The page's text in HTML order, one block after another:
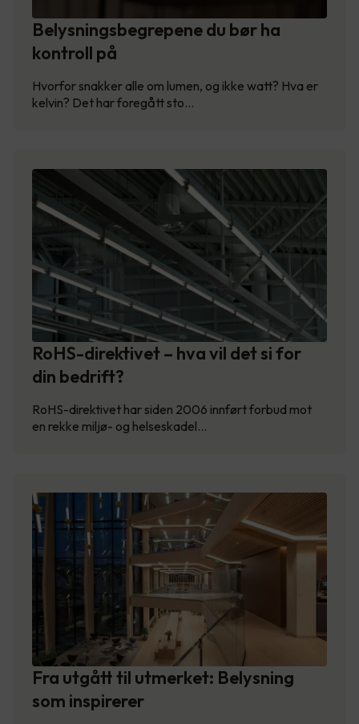
Belysningsbegrepene du bør ha
kontroll på
Hvorfor snakker alle om lumen, og ikke watt? Hva er
kelvin? Det har foregått sto…
RoHS-direktivet – hva vil det si for
din bedrift?
RoHS-direktivet har siden 2006 innført forbud mot
en rekke miljø- og helseskadel…
Fra utgått til utmerket: Belysning
som inspirerer